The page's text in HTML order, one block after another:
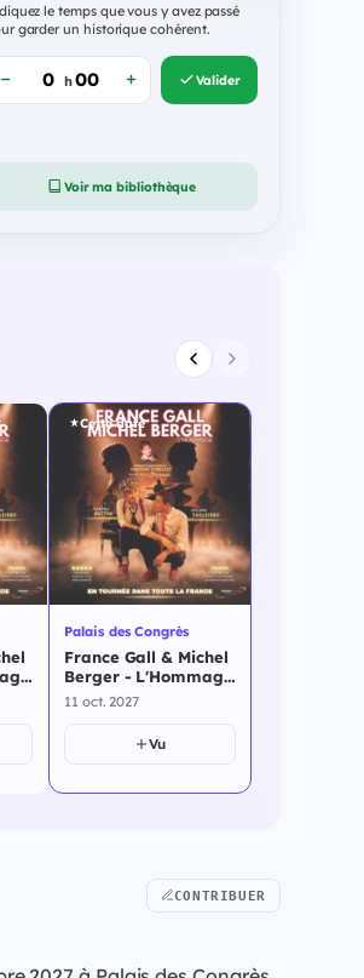
le temps que vous y avez passé
garder un historique cohérent.
h Valider
Voir ma bibliothèque
Cette date
Palais des Congrès
France Gall & Michel
Berger - L'Hommage
- Palais des Congrès
11 oct. 2027
Vu
CONTRIBUER